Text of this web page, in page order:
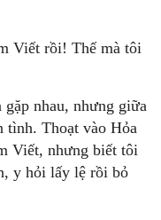
Viết rồi! Thế mà tôi
nhau, nhưng giữa
tình. Thoạt vào Hỏa
Viết, nhưng biết tôi
y hỏi lấy lệ rồi bỏ